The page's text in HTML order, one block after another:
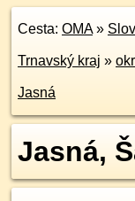
Cesta: OMA»
Trnavský kraj »
Jasná
Jasná,